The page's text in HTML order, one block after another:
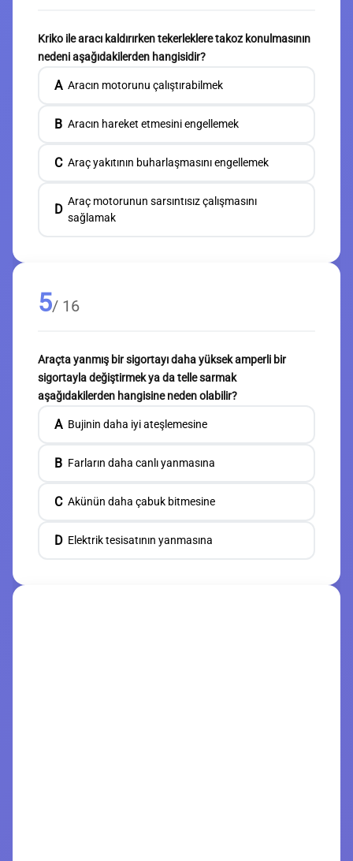
Kriko ile aracı kaldırırken tekerleklere takoz konulmasının
nedeni aşağıdakilerden hangisidir?
A Aracın motorunu çalıştırabilmek
B Aracın hareket etmesini engellemek
C Araç yakıtının buharlaşmasını engellemek
D
Araç motorunun sarsıntısız çalışmasını
sağlamak
5/ 16
Araçta yanmış bir sigortayı daha yüksek amperli bir
sigortayla değiştirmek ya da telle sarmak
aşağıdakilerden hangisine neden olabilir?
A Bujinin daha iyi ateşlemesine
B Farların daha canlı yanmasına
C Akünün daha çabuk bitmesine
D Elektrik tesisatının yanmasına